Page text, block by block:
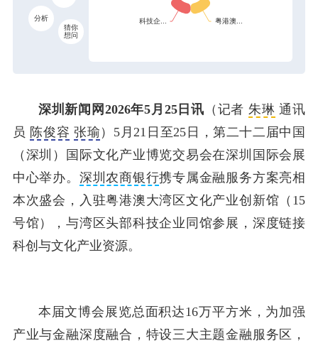
分析
猜你
想问
深圳新闻网2026年5月25日讯 （记者朱琳 通讯
员 陈俊容 张瑜 ）5月21日至25日，第二十二届中国
（深圳）国际文化产业博览交易会在深圳国际会展
中心举办。 深圳农商银行携专属金融服务方案亮相
本次盛会，入驻粤港澳大湾区文化产业创新馆（15
号馆），与湾区头部科技企业同馆参展，深度链接
科创与文化产业资源。
本届文博会展览总面积达16万平方米，为加强
产业与金融深度融合，特设三大主题金融服务区，